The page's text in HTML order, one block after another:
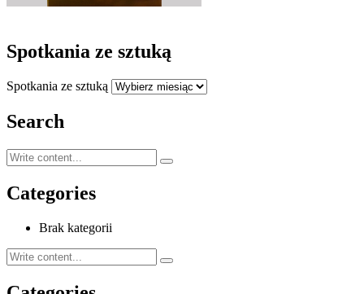
Spotkania ze sztuką
Spotkania ze sztuką
Search
Categories
Brak kategorii